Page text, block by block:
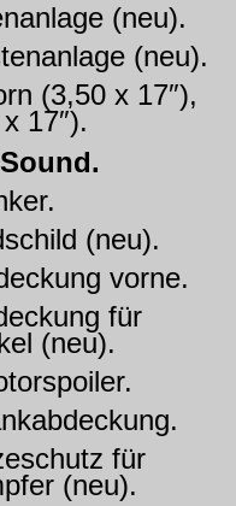
(neu).
(neu).
(3,50 x 17″),
17″).
(neu).
vorne.
für
(neu).
für
(neu).